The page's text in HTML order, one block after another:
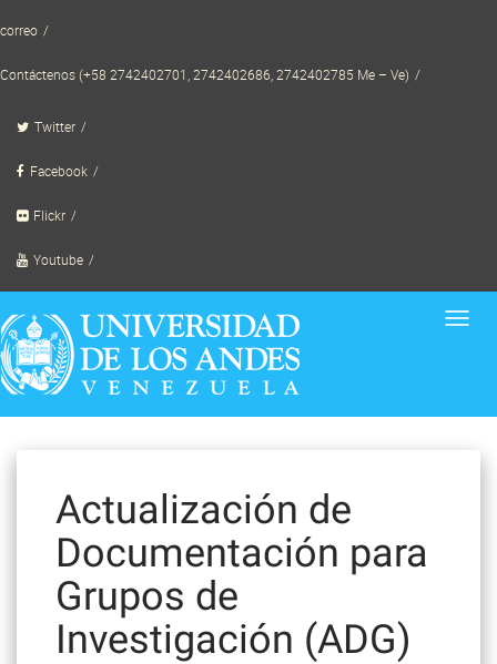
to
correo
Contáctenos (+58 2742402701, 2742402686, 2742402785 Me – Ve)
Twitter
Facebook
Flickr
Youtube
Actualización de
Documentación para
Grupos de
Investigación (ADG)